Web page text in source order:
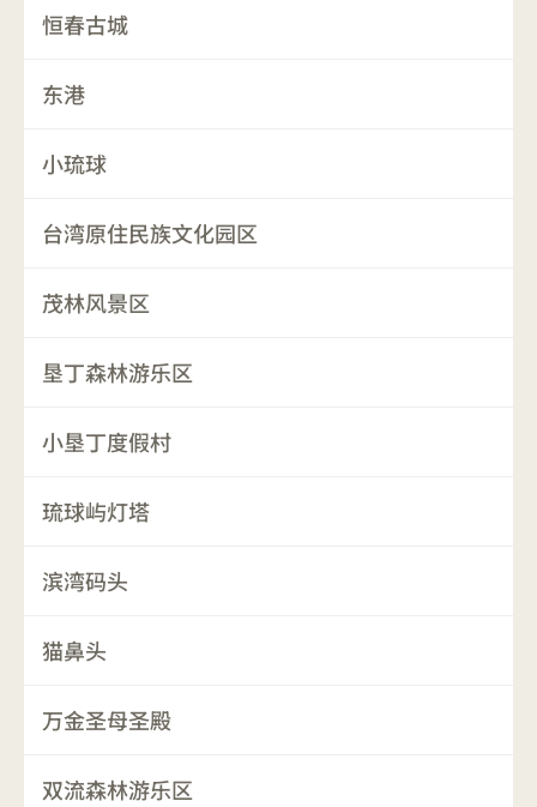
恒春古城
东港
小琉球
台湾原住民族文化园区
茂林风景区
垦丁森林游乐区
小垦丁度假村
琉球屿灯塔
滨湾码头
猫鼻头
万金圣母圣殿
双流森林游乐区